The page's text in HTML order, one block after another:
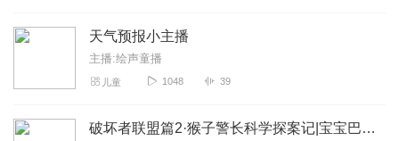
天气预报小主播
主播:绘声童播
儿童 1048 39
破坏者联盟篇2·猴子警长科学探案记|宝宝巴士故事